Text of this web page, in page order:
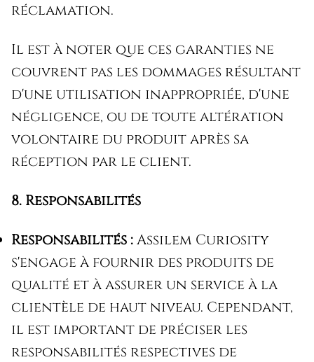
réclamation.
Il est à noter que ces garanties ne
couvrent pas les dommages résultant
d'une utilisation inappropriée, d'une
négligence, ou de toute altération
volontaire du produit après sa
réception par le client.
8. Responsabilités
Responsabilités :Assilem Curiosity
s'engage à fournir des produits de
qualité et à assurer un service à la
clientèle de haut niveau. Cependant,
il est important de préciser les
responsabilités respectives de